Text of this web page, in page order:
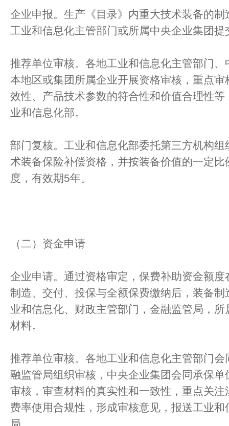
企业申报。生产《目录》内重大技术装备的
工业和信息化主管部门或所属中央企业集团
推荐单位审核。各地工业和信息化主管部门
本地区或集团所属企业开展资格审核，重点
效性、产品技术参数的符合性和价值合理性
业和信息化部。
部门复核。工业和信息化部委托第三方机构
术装备保险补偿资格，并按装备价值的一定
度，有效期5年。
（二）资金申请
企业申请。通过资格审定，保费补助资金额
制造、交付、投保与全额保费缴纳后，装备
业和信息化、财政主管部门，金融监管局，
材料。
推荐单位审核。各地工业和信息化主管部门
融监管局组织审核，中央企业集团会同承保
审核，审查材料的真实性和一致性，重点关
费率使用合规性，形成审核意见，报送工业